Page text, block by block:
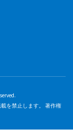
を禁止します。 著作権